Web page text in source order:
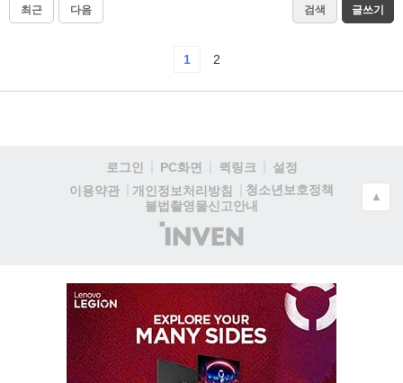
최근 다음 검색 글쓰기
1 2
로그인 PC화면 퀵링크
설정
이용약관
개인정보처리방침
청소년보호정책
불법촬영물신고안내
(주)
인
▲